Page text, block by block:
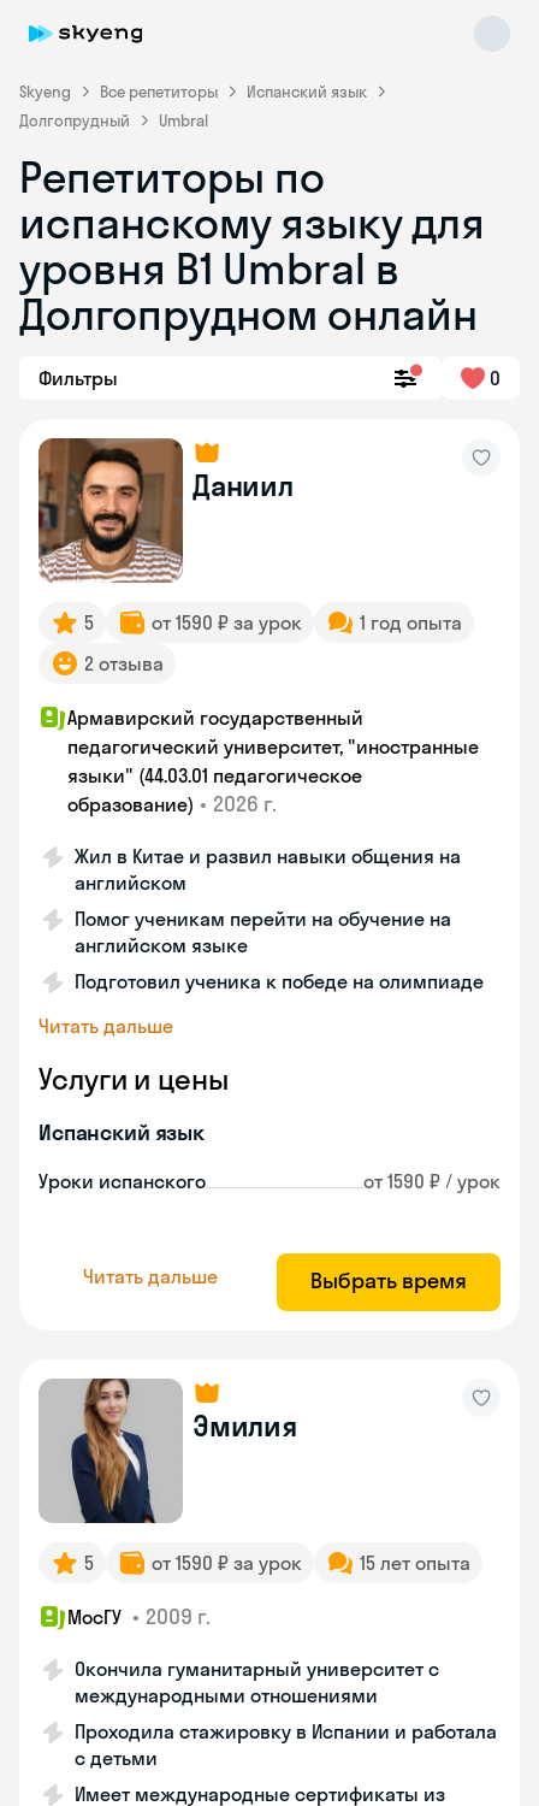
Skyeng Все репетиторы
Испанский язык
Долгопрудный
Umbral
Репетиторы по
испанскому языку для
уровня В1 Umbral в
Долгопрудном онлайн
Фильтры 0
Даниил
5 от 1590 ₽ за урок
1 год опыта
2 отзыва
Армавирский государственный
педагогический университет, "иностранные
языки" (44.03.01 педагогическое
образование) • 2026 г.
Жил в Китае и развил навыки общения на
английском
Помог ученикам перейти на обучение на
английском языке
Подготовил ученика к победе на олимпиаде
Читать дальше
Услуги и цены
Испанский язык
Уроки испанского от 1590 ₽ / урок
Читать дальше Выбрать время
Эмилия
5 от 1590 ₽ за урок 15 лет опыта
МосГУ • 2009 г.
Окончила гуманитарный университет с
международными отношениями
Проходила стажировку в Испании и работала
с детьми
Имеет международные сертификаты из
Skyeng Chat